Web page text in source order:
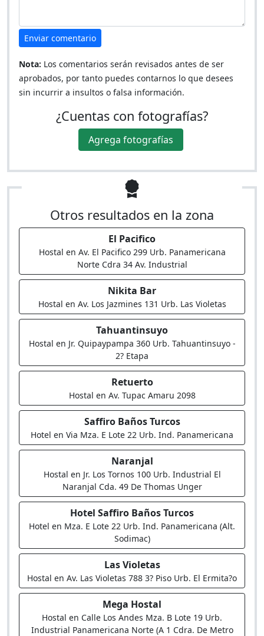
Enviar comentario
Nota: Los comentarios serán revisados antes de ser
aprobados, por tanto puedes contarnos lo que desees
sin incurrir a insultos o falsa información.
¿Cuentas con fotografías?
Agrega fotografías
Otros resultados en la zona
El Pacifico
Hostal en Av. El Pacifico 299 Urb. Panamericana
Norte Cdra 34 Av. Industrial
Nikita Bar
Hostal en Av. Los Jazmines 131 Urb. Las Violetas
Tahuantinsuyo
Hostal en Jr. Quipaypampa 360 Urb. Tahuantinsuyo -
2? Etapa
Retuerto
Hostal en Av. Tupac Amaru 2098
Saffiro Baños Turcos
Hotel en Via Mza. E Lote 22 Urb. Ind. Panamericana
Naranjal
Hostal en Jr. Los Tornos 100 Urb. Industrial El
Naranjal Cda. 49 De Thomas Unger
Hotel Saffiro Baños Turcos
Hotel en Mza. E Lote 22 Urb. Ind. Panamericana (Alt.
Sodimac)
Las Violetas
Hostal en Av. Las Violetas 788 3? Piso Urb. El Ermita?o
Mega Hostal
Hostal en Calle Los Andes Mza. B Lote 19 Urb.
Industrial Panamericana Norte (A 1 Cdra. De Metro